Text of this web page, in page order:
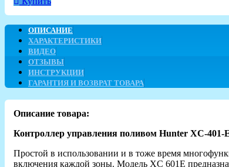
ОПИСАНИЕ
ХАРАКТЕРИСТИКИ
ВИДЕО
ОТЗЫВЫ
ИНСТРУКЦИИ
ГАРАНТИЯ И ВОЗВРАТ ТОВАРА
Описание товара:
Контроллер управления поливом Hunter XC-401-
Простой в использовании и в тоже время
включения каждой зоны. Модель XC 601E